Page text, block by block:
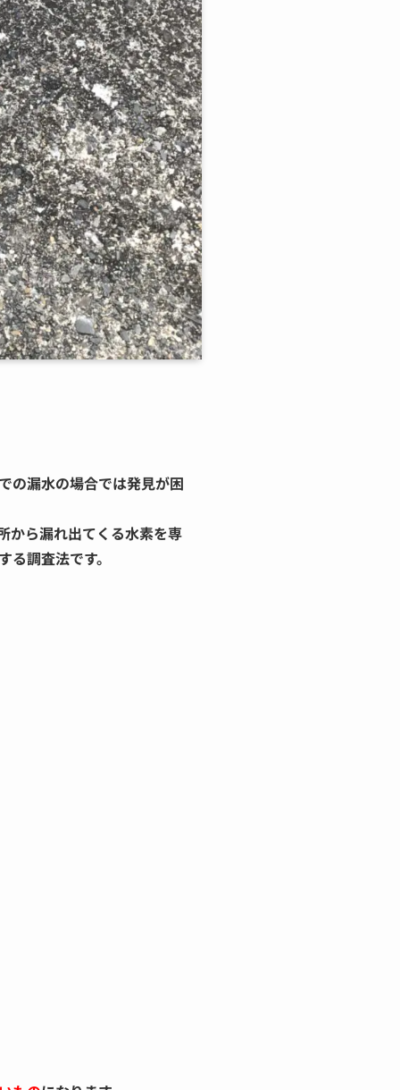
の漏水の場合では発見が困
から漏れ出てくる水素を専
調査法です。